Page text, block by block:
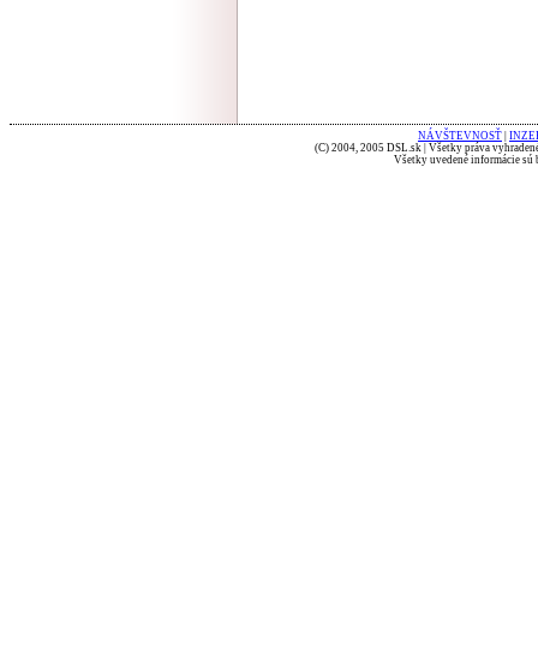
NÁVŠTEVNOSŤ
(C) 2004, 2005 DSL.sk | Všetky práva
Všetky uvedené informácie sú